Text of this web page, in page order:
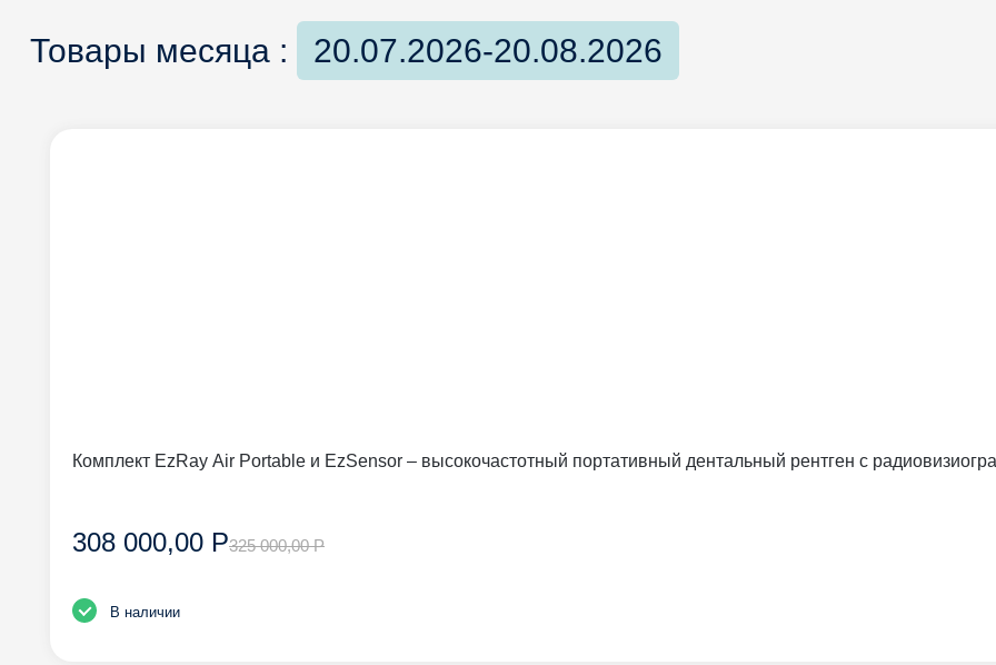
Товары месяца : 20.07.2026-20.08.2026
Комплект EzRay Air Portable и EzSensor – высокочастотный портативный дентальный рентген с
308 000,00 Р325 000,00 Р
В наличии